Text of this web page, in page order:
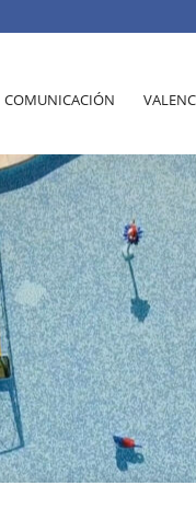
COMUNICACIÓN